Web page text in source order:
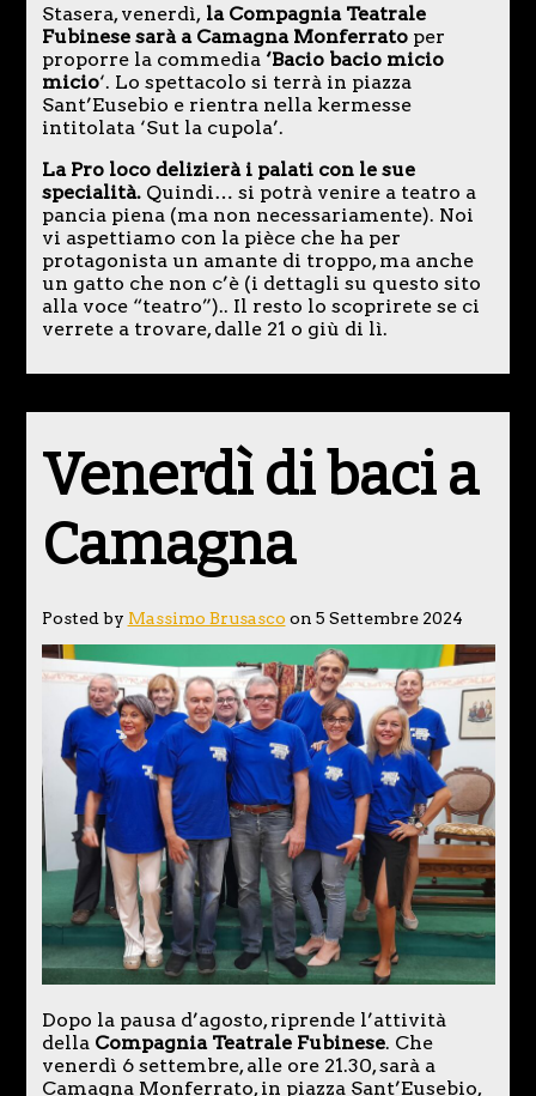
Stasera, venerdì,la Compagnia Teatrale
Fubinese sarà a Camagna Monferratoper
proporre la commedia ‘Bacio bacio micio
micio‘. Lo spettacolo si terrà in piazza
Sant’Eusebio e rientra nella kermesse
intitolata ‘Sut la cupola’.
La Pro loco delizierà i palati con le sue
specialità.Quindi… si potrà venire a teatro a
pancia piena (ma non necessariamente). Noi
vi aspettiamo con la pièce che ha per
protagonista un amante di troppo, ma anche
un gatto che non c’è (i dettagli su questo sito
alla voce “teatro”).. Il resto lo scoprirete se ci
verrete a trovare, dalle 21 o giù di lì.
Venerdì di baci a
Camagna
Posted by Massimo Brusasco on 5 Settembre 2024
Dopo la pausa d’agosto, riprende l’attività
della Compagnia Teatrale Fubinese. Che
venerdì 6 settembre, alle ore 21.30, sarà a
Camagna Monferrato, in piazza Sant’Eusebio,